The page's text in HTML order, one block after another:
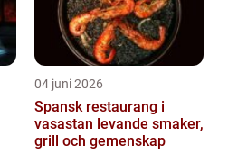
04 juni 2026
Spansk restaurang i
vasastan levande smaker,
grill och gemenskap